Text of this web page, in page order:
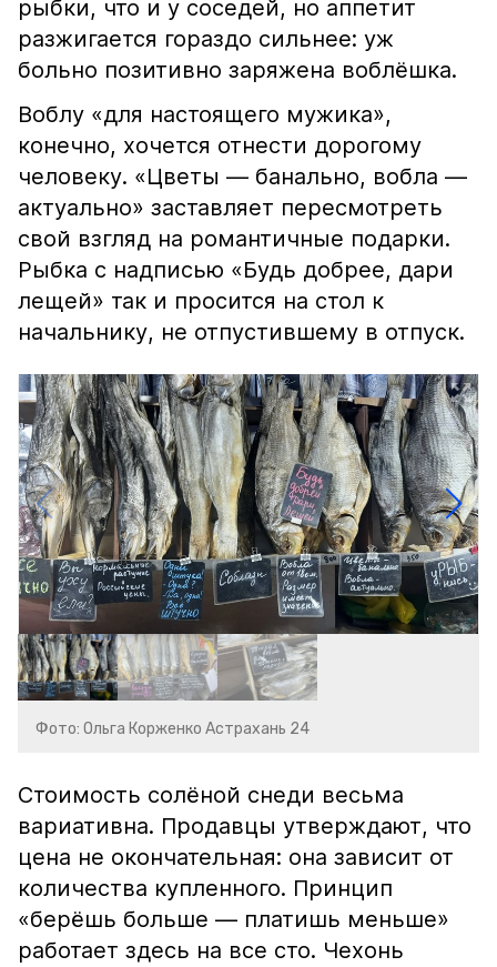
рыбки, что и у соседей, но аппетит
разжигается гораздо сильнее: уж
больно позитивно заряжена воблёшка.
Воблу «для настоящего мужика»,
конечно, хочется отнести дорогому
человеку. «Цветы — банально, вобла —
актуально» заставляет пересмотреть
свой взгляд на романтичные подарки.
Рыбка с надписью «Будь добрее, дари
лещей» так и просится на стол к
начальнику, не отпустившему в отпуск.
Фото: Ольга Корженко Астрахань 24
Стоимость солёной снеди весьма
вариативна. Продавцы утверждают, что
цена не окончательная: она зависит от
количества купленного. Принцип
«берёшь больше — платишь меньше»
работает здесь на все сто. Чехонь